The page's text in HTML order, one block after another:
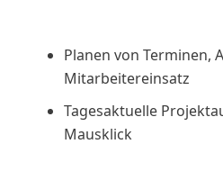
Planen von Terminen,
Mitarbeitereinsatz
Tagesaktuelle
Mausklick